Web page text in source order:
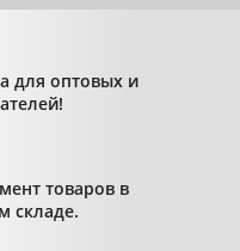
для оптовых и
товаров в
складе.